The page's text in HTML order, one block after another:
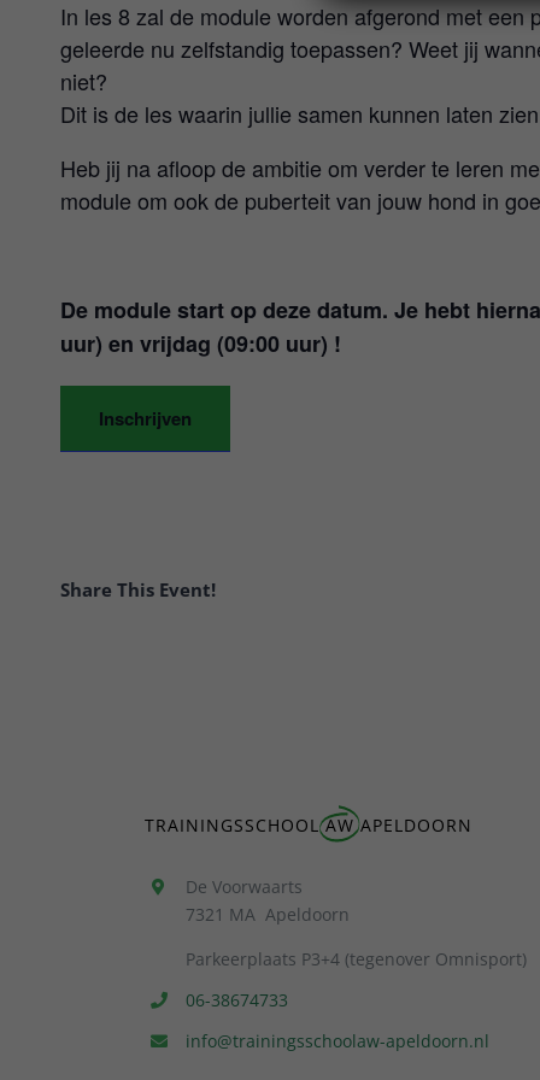
In les 8 zal de module worden afgerond met een
geleerde nu zelfstandig toepassen? Weet jij
niet?
Dit is de les waarin jullie samen kunnen laten
Heb jij na afloop de ambitie om verder te leren
module om ook de puberteit van jouw hond in
De module start op deze datum. Je hebt
uur) en vrijdag (09:00 uur) !
Inschrijven
Share This Event!
TRAININGSSCHOOL AW APELDOORN
De Voorwaarts
7321 MA Apeldoorn
Parkeerplaats P3+4 (tegenover Omnisport)
06-38674733
info@trainingsschoolaw-apeldoorn.nl